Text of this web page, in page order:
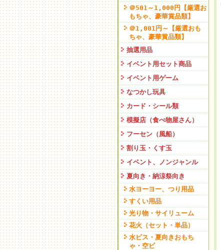
＠501～1,000円【厳選お
もちゃ、豪華賞品類】
＠1,001円～【厳選おも
ちゃ、豪華賞品類】
抽選用品
イベント用セット商品
イベント用ゲーム
なつかし玩具
カード・シール類
模擬店（食べ物屋さん）
フーセン（風船）
割り玉・くす玉
イベント、ノンジャンル
夏向き・納涼祭向き
水ヨーヨー、つり用品
すくい用品
光り物・サイリューム
花火（セット・単品）
水ピス・夏向きおもち
ゃ・空ビ